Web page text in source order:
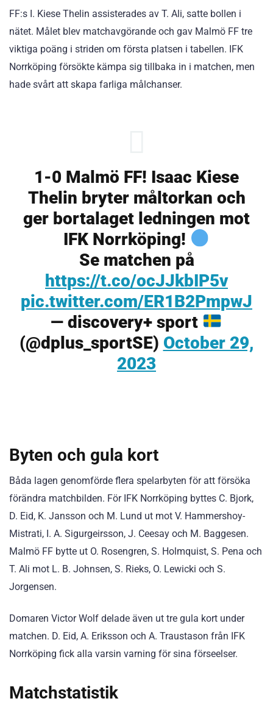
FF:s I. Kiese Thelin assisterades av T. Ali, satte bollen i
nätet. Målet blev matchavgörande och gav Malmö FF tre
viktiga poäng i striden om första platsen i tabellen. IFK
Norrköping försökte kämpa sig tillbaka in i matchen, men
hade svårt att skapa farliga målchanser.
1-0 Malmö FF! Isaac Kiese
Thelin bryter måltorkan och
ger bortalaget ledningen mot
IFK Norrköping!
Se matchen på
https://t.co/ocJJkbIP5v
pic.twitter.com/ER1B2PmpwJ
— discovery+ sport
(@dplus_sportSE) October 29,
2023
Byten och gula kort
Båda lagen genomförde flera spelarbyten för att försöka
förändra matchbilden. För IFK Norrköping byttes C. Bjork,
D. Eid, K. Jansson och M. Lund ut mot V. Hammershoy-
Mistrati, I. A. Sigurgeirsson, J. Ceesay och M. Baggesen.
Malmö FF bytte ut O. Rosengren, S. Holmquist, S. Pena och
T. Ali mot L. B. Johnsen, S. Rieks, O. Lewicki och S.
Jorgensen.
Domaren Victor Wolf delade även ut tre gula kort under
matchen. D. Eid, A. Eriksson och A. Traustason från IFK
Norrköping fick alla varsin varning för sina förseelser.
Matchstatistik